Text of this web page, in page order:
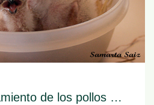
Manual de tratamiento de los pollos huérfanos